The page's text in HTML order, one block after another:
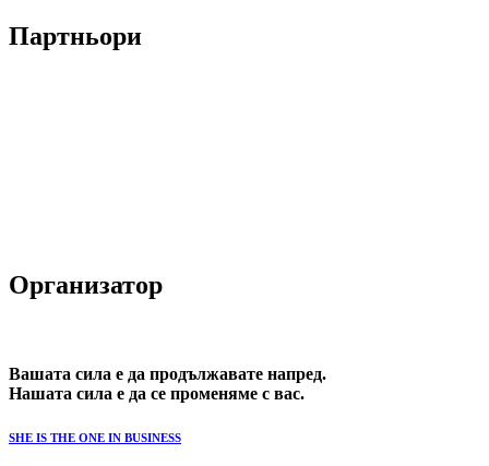
Партньори
Организатор
Вашата сила е да продължавате напред.
Нашата сила е да се променяме с вас.
SHE IS THE ONE IN BUSINESS